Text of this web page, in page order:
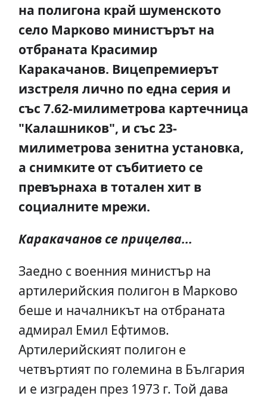
на полигона край шуменското
село Марково министърът на
отбраната Красимир
Каракачанов. Вицепремиерът
изстреля лично по една серия и
със 7.62-милиметрова картечница
"Калашников", и със 23-
милиметрова зенитна установка,
а снимките от събитието се
превърнаха в тотален хит в
социалните мрежи.
Каракачанов се прицелва...
Заедно с военния министър на
артилерийския полигон в Марково
беше и началникът на отбраната
адмирал Емил Ефтимов.
Артилерийският полигон е
четвъртият по големина в България
и е изграден през 1973 г. Той дава